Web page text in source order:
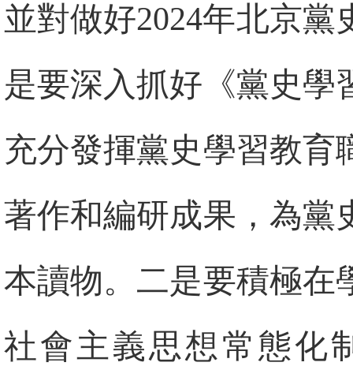
並對做好2024年北京
是要深入抓好《黨史學
充分發揮黨史學習教育
著作和編研成果，為黨
本讀物。二是要積極在
社會主義思想常態化